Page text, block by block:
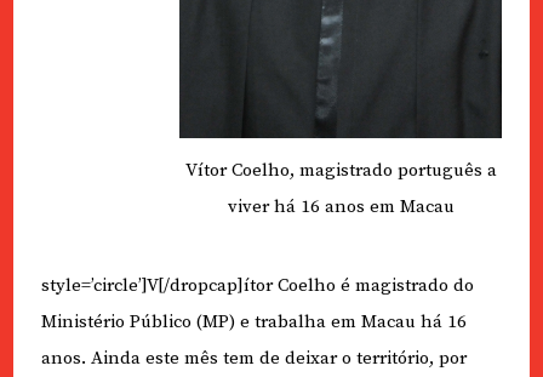
Vítor Coelho, magistrado português a
viver há 16 anos em Macau
style=’circle’]V[/dropcap]ítor Coelho é magistrado do
Ministério Público (MP) e trabalha em Macau há 16
anos. Ainda este mês tem de deixar o território, por